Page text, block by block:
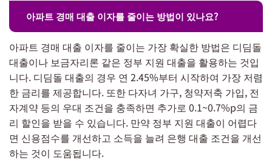
아파트 경매 대출 이자를 줄이는 방법이 있나요?
아파트 경매 대출 이자를 줄이는 가장 확실한 방법은 디딤돌
대출이나 보금자리론 같은 정부 지원 대출을 활용하는 것입
니다. 디딤돌 대출의 경우 연 2.45%부터 시작하여 가장 저렴
한 금리를 제공합니다. 또한 다자녀 가구, 청약저축 가입, 전
자계약 등의 우대 조건을 충족하면 추가로 0.1~0.7%p의 금
리 할인을 받을 수 있습니다. 만약 정부 지원 대출이 어렵다
면 신용점수를 개선하고 소득을 늘려 은행 대출 조건을 개선
하는 것이 도움됩니다.